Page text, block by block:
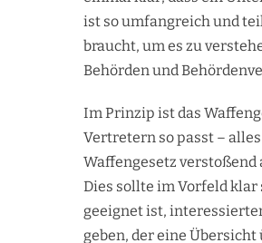
ist so umfangreich und
braucht, um es zu
Behörden und
Im Prinzip ist das
Vertretern so passt –
Waffengesetz
Dies sollte im Vorfeld klar
geeignet ist,
geben, der eine